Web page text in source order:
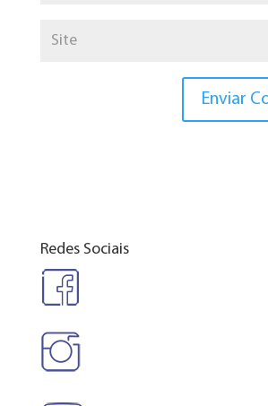
Redes Sociais